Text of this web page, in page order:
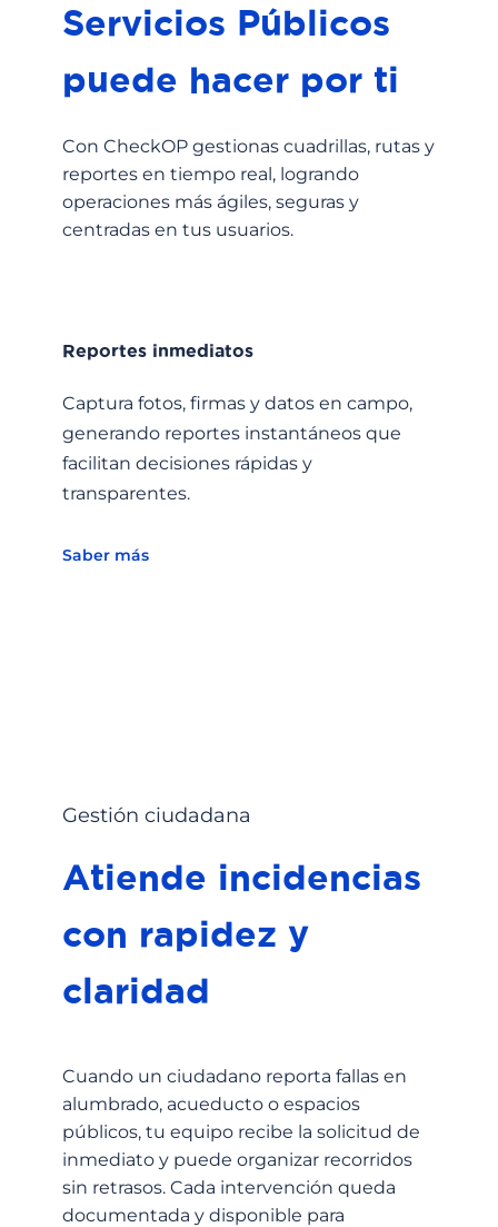
Servicios Públicos
puede hacer por ti
Con CheckOP gestionas cuadrillas, rutas y
reportes en tiempo real, logrando
operaciones más ágiles, seguras y
centradas en tus usuarios.
Reportes inmediatos
Captura fotos, firmas y datos en campo,
generando reportes instantáneos que
facilitan decisiones rápidas y
transparentes.
Saber más
Gestión ciudadana
Atiende incidencias
con rapidez y
claridad
Cuando un ciudadano reporta fallas en
alumbrado, acueducto o espacios
públicos, tu equipo recibe la solicitud de
inmediato y puede organizar recorridos
sin retrasos. Cada intervención queda
documentada y disponible para